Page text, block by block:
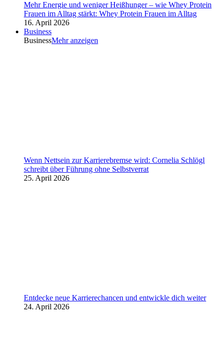
Mehr Energie und weniger Heißhunger – wie Whey Protein
Frauen im Alltag stärkt: Whey Protein Frauen im Alltag
16. April 2026
Business
BusinessMehr anzeigen
Wenn Nettsein zur Karrierebremse wird: Cornelia Schlögl
schreibt über Führung ohne Selbstverrat
25. April 2026
Entdecke neue Karrierechancen und entwickle dich weiter
24. April 2026